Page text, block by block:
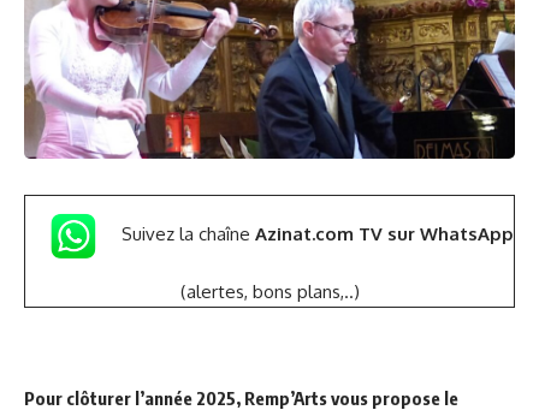
Suivez la chaîne Azinat.com TV sur WhatsApp
(alertes, bons plans,..)
Pour clôturer l’année 2025, Remp’Arts vous propose le